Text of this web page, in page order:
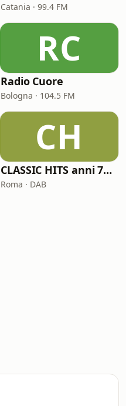
Catania · 99.4 FM
RC
Radio Cuore
Bologna · 104.5 FM
CH
CLASSIC HITS anni 70 80 90
Roma · DAB